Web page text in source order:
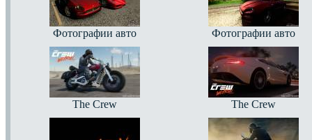
Фотографии авто Фотографии авто
The Crew The Crew